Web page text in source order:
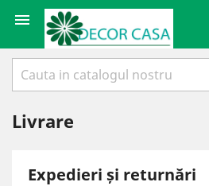

Livrare
Expedieri și returnări